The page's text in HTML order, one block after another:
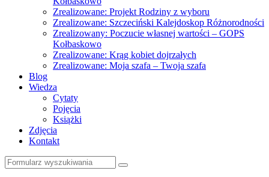
Zrealizowane: Projekt Rodziny z wyboru
Zrealizowane: Szczeciński Kalejdoskop Różnorodności
Zrealizowany: Poczucie własnej wartości – GOPS
Kołbaskowo
Zrealizowane: Krąg kobiet dojrzałych
Zrealizowane: Moja szafa – Twoja szafa
Blog
Wiedza
Cytaty
Pojęcia
Książki
Zdjęcia
Kontakt
Szukaj